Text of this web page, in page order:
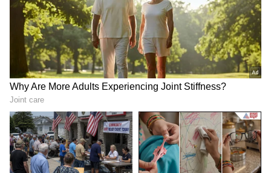
Image Credit :Stockphoto
ಬಿಗ್‌ಬಾಸ್‌ನಲ್ಲಿ ಪವಿತ್ರಾ ಹೆಸರು
ಮಾಧ್ಯಮವೊಂದಕ್ಕೆ ನೀಡಿರುವ ಸಂದರ್ಶನದಲ್ಲಿ, ಹನುಮಂತ
ಅವರು ತಮ್ಮ ಮದುವೆಯ ಬಗ್ಗೆ ಹೇಳಿಕೊಳ್ಳಲು ನಾಚಿಕೆ
ಪಟ್ಟುಕೊಂಡರು. ಆದರೆ ಬಿಗ್‌ಬಾಸ್‌ನಲ್ಲಿ ತಮ್ಮ ಪ್ರೇಯಸಿಯ
ಹೆಸರು ಪವಿತ್ರಾ ಎಂದು ಹೇಳಿದ್ದರು. ಆದರೆ ಇದೀಗ ಯಾರು
ಪವಿತ್ರಾ ಎಂದು ಪ್ರಶ್ನಿಸುವ ಮೂಲಕ ಸಿಕ್ಕಿಬಿದ್ದಿದ್ದಾರೆ.